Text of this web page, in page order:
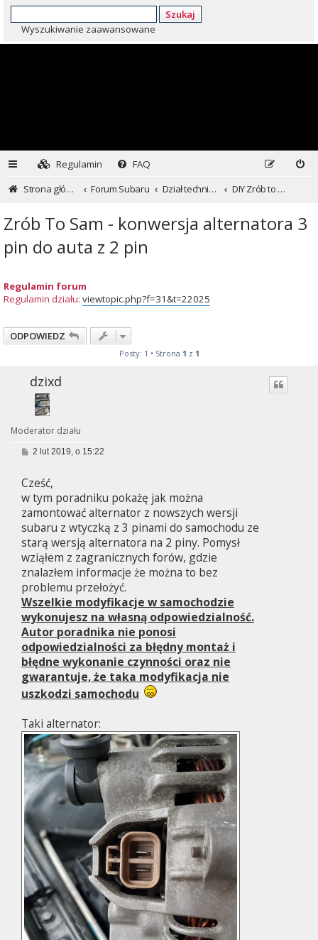
Szukaj
Wyszukiwanie zaawansowane
Regulamin
FAQ
Strona główna
Forum Subaru Dział techniczny ...czyli dla kochających inaczej DIY Zrób to sam
Zrób To Sam - konwersja alternatora 3
pin do auta z 2 pin
Regulamin forum
Regulamin działu: viewtopic.php?f=31&t=22025
ODPOWIEDZ
Posty: 1 • Strona 1 z 1
dzixd
Moderator działu
P
t
2 lut 2019, o 15:22
Cześć,
w tym poradniku pokażę jak można
zamontować alternator z nowszych wersji
subaru z wtyczką z 3 pinami do samochodu ze
starą wersją alternatora na 2 piny. Pomysł
wziąłem z zagranicznych forów, gdzie
znalazłem informacje że można to bez
problemu przełożyć.
Wszelkie modyfikacje w samochodzie
wykonujesz na własną odpowiedzialność.
Autor poradnika nie ponosi
odpowiedzialności za błędny montaż i
błędne wykonanie czynności oraz nie
gwarantuje, że taka modyfikacja nie
uszkodzi samochodu
Taki alternator: